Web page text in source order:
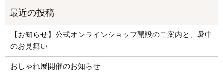
【お知らせ】公式オンラインショップ開設のご案内と、暑中
のお見舞い
おしゃれ展開催のお知らせ